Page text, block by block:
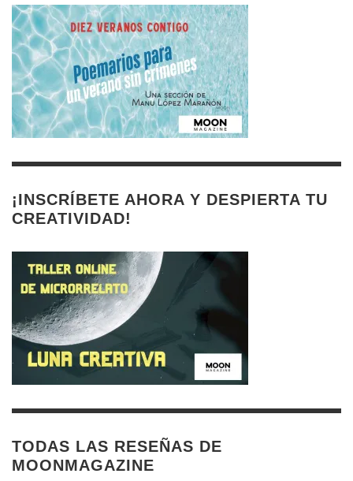
¡INSCRÍBETE AHORA Y DESPIERTA TU
CREATIVIDAD!
TODAS LAS RESEÑAS DE
MOONMAGAZINE